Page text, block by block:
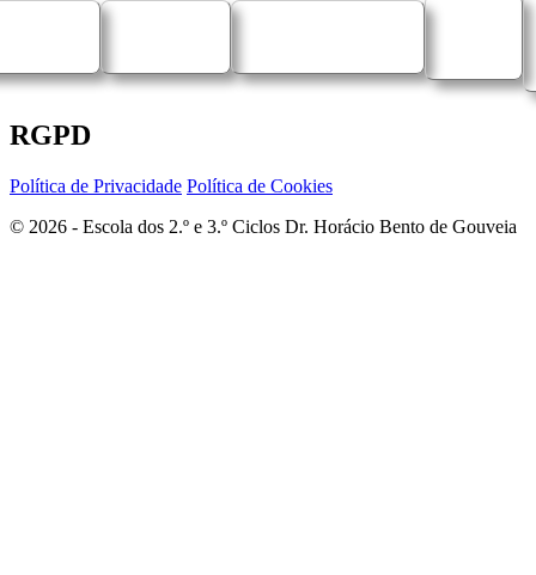
RGPD
Política de Privacidade Política de Cookies
© 2026 - Escola dos 2.º e 3.º Ciclos Dr. Horácio Bento de Gouveia